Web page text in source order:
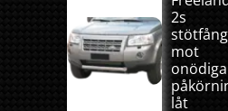
2s
mot
onödiga
låt